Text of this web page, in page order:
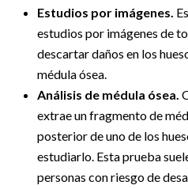
Estudios por imágenes.
estudios por imágenes de
descartar daños en los
médula ósea.
Análisis de médula ósea.
extrae un fragmento de
posterior de uno de los
estudiarlo. Esta prueba
personas con riesgo de